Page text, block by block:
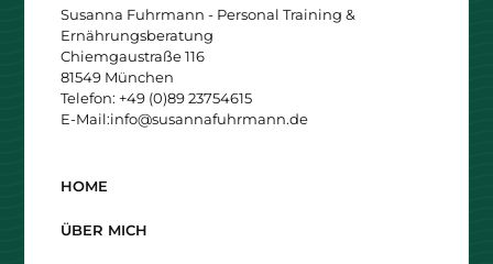
Susanna Fuhrmann - Personal Training &
Ernährungsberatung
Chiemgaustraße 116
81549 München
Telefon: +49 (0)89 23754615
E-Mail:info@susannafuhrmann.de
HOME
ÜBER MICH